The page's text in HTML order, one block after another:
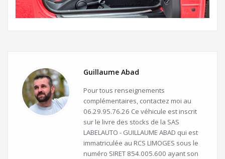
Guillaume Abad
Pour tous renseignements
complémentaires, contactez moi au
06.29.95.76.26 Ce véhicule est inscrit
sur le livre des stocks de la SAS
LABELAUTO - GUILLAUME ABAD qui est
immatriculée au RCS LIMOGES sous le
numéro SIRET 854.005.600 ayant son